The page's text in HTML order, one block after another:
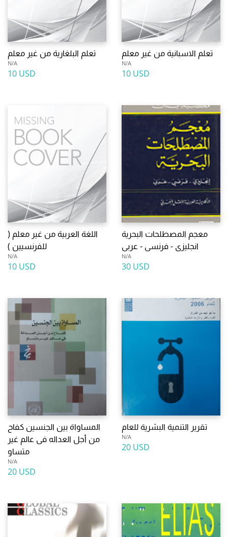
تعلم البلغارية من غير معلم
N/A
10 USD
تعلم الاسبانية من غير معلم
N/A
10 USD
اللغة العربية من غير معلم (
للفرنسيين )
N/A
10 USD
معجم المصطلحات البحرية
انجليزى - فرنسى - عربى
N/A
30 USD
المساواة بين الجنسين كفاح
من أجل العداله فى عالم غير
متساو
N/A
20 USD
تقرير التنمية البشرية للعام
N/A
20 USD